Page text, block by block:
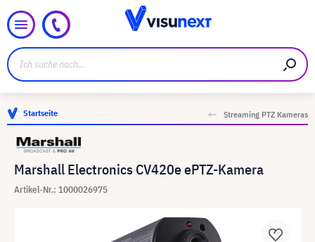
Startseite Streaming PTZ Kameras
Marshall Electronics CV420e ePTZ-Kamera
Artikel-Nr.: 1000026975